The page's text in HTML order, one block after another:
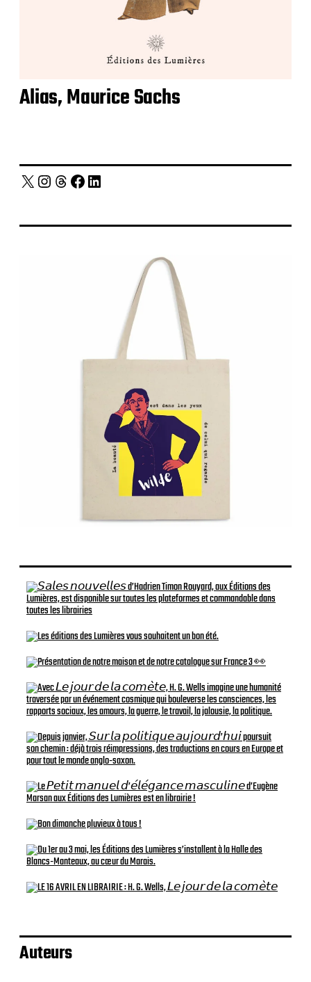
Alias, Maurice Sachs
X Instagram Threads Facebook LinkedIn
Auteurs